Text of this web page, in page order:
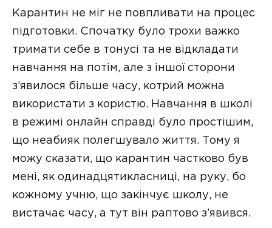
Карантин не міг не повпливати на процес
підготовки. Спочатку було трохи важко
тримати себе в тонусі та не відкладати
навчання на потім, але з іншої сторони
з’явилося більше часу, котрий можна
використати з користю. Навчання в школі
в режимі онлайн справді було простішим,
що неабияк полегшувало життя. Тому я
можу сказати, що карантин частково був
мені, як одинадцятикласниці, на руку, бо
кожному учню, що закінчує школу, не
вистачає часу, а тут він раптово з’явився.